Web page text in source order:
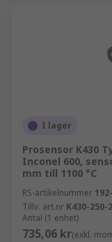
I lager
Prosensor K430
Inconel 600,
mm till 1100 °C
RS-artikelnummer
Tillv. art.nr K430-250-
Antal (1 enhet)
735,06 kr(exkl.